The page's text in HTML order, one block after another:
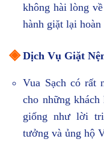
không hài lòng
hành giặt lại
◈Dịch Vụ Giặt
Vua Sạch có rất
cho những
giống như lời
tưởng và ủng hộ